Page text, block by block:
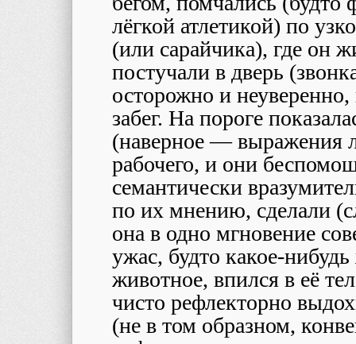
лёгкой атлетикой) по
(или сарайчика), где он
постучали в дверь
осторожно и
забег. На пороге
(наверное — выражения
рабочего, и они
семантически
по их мнению, сделали
она в одно мгновение
ужас, будто какое-
животное, впился в её
чисто рефлекторно
(не в том образном,